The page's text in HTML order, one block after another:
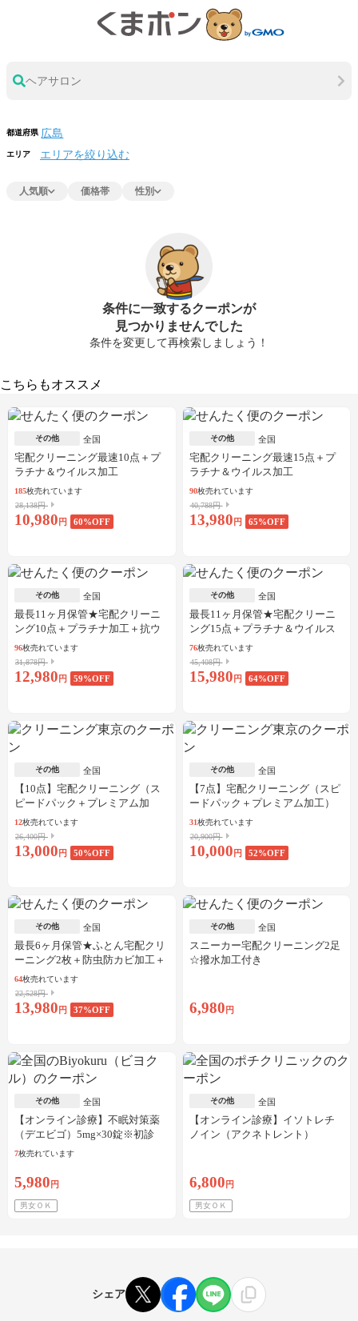
ヘアサロン
都道府県
エリア エリアを絞り込む
人気順 価格帯 性別
条件に一致するクーポンが
見つかりませんでした
条件を変更して再検索しましょう！
こちらもオススメ
その他 全国
宅配クリーニング最速10点＋プ
ラチナ＆ウイルス加工
185枚売れています
28,138円
10,980 円 60%OFF
その他 全国
宅配クリーニング最速15点＋プ
ラチナ＆ウイルス加工
90枚売れています
40,788円
13,980 円 65%OFF
その他 全国
最長11ヶ月保管★宅配クリーニ
ング10点＋プラチナ加工＋抗ウ
イルス加工
96枚売れています
31,878円
12,980 円 59%OFF
その他 全国
最長11ヶ月保管★宅配クリーニ
ング15点＋プラチナ＆ウイルス
加工
76枚売れています
45,408円
15,980 円 64%OFF
その他 全国
【10点】宅配クリーニング（ス
ピードパック＋プレミアム加
工）
12枚売れています
26,400円
13,000 円 50%OFF
その他 全国
【7点】宅配クリーニング（スピ
ードパック＋プレミアム加工）
31枚売れています
20,900円
10,000 円 52%OFF
その他 全国
最長6ヶ月保管★ふとん宅配クリ
ーニング2枚＋防虫防カビ加工＋
しみ抜き
64枚売れています
22,528円
13,980 円 37%OFF
その他 全国
スニーカー宅配クリーニング2足
☆撥水加工付き
6,980 円
その他 全国
【オンライン診療】不眠対策薬
（デエビゴ）5mg×30錠※初診
料・送料込
7枚売れています
5,980 円
男女ＯＫ
その他 全国
【オンライン診療】イソトレチ
ノイン（アクネトレント）
6,800 円
男女ＯＫ
シェア